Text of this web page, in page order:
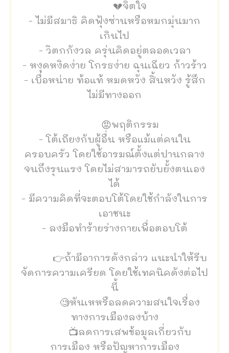
💔จิตใจ
- ไม่มีสมาธิ คิดฟุ้งซ่านหรือหมกมุ่นมาก
เกินไป
- วิตกกังวล ครุ่นคิดอยู่ตลอดเวลา
- หงุดหงิดง่าย โกรธง่าย ฉุนเฉียว ก้าวร้าว
- เบื่อหน่าย ท้อแท้ หมดหวัง สิ้นหวัง รู้สึก
ไม่มีทางออก
😡พฤติกรรม
- โต้เถียงกับผู้อื่น หรือแม้แต่คนใน
ครอบครัว โดยใช้อารมณ์ตั้งแต่ปานกลาง
จนถึงรุนแรง โดยไม่สามารถยับยั้งตนเอง
ได้
- มีความคิดที่จะตอบโต้โดยใช้กำลังในการ
เอาชนะ
- ลงมือทำร้ายร่างกายเพื่อตอบโต้
👉ถ้ามีอาการดังกล่าว แนะนำให้รีบ
จัดการความเครียด โดยใช้เทคนิคดังต่อไป
นี้
🧐หันเหหรือลดความสนใจเรื่อง
ทางการเมืองลงบ้าง
📺ลดการเสพข้อมูลเกี่ยวกับ
การเมือง หรือปัญหาการเมือง